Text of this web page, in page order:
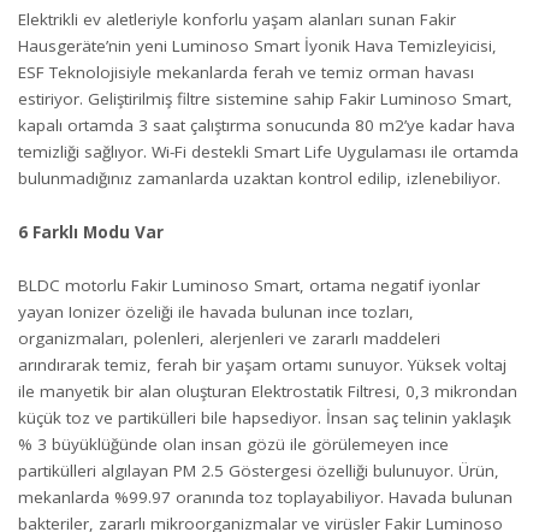
Elektrikli ev aletleriyle konforlu yaşam alanları sunan Fakir
Hausgeräte’nin yeni Luminoso Smart İyonik Hava Temizleyicisi,
ESF Teknolojisiyle mekanlarda ferah ve temiz orman havası
estiriyor. Geliştirilmiş filtre sistemine sahip Fakir Luminoso Smart,
kapalı ortamda 3 saat çalıştırma sonucunda 80 m2’ye kadar hava
temizliği sağlıyor. Wi-Fi destekli Smart Life Uygulaması ile ortamda
bulunmadığınız zamanlarda uzaktan kontrol edilip, izlenebiliyor.
6 Farklı Modu Var
BLDC motorlu Fakir Luminoso Smart, ortama negatif iyonlar
yayan Ionizer özeliği ile havada bulunan ince tozları,
organizmaları, polenleri, alerjenleri ve zararlı maddeleri
arındırarak temiz, ferah bir yaşam ortamı sunuyor. Yüksek voltaj
ile manyetik bir alan oluşturan Elektrostatik Filtresi, 0,3 mikrondan
küçük toz ve partikülleri bile hapsediyor. İnsan saç telinin yaklaşık
% 3 büyüklüğünde olan insan gözü ile görülemeyen ince
partikülleri algılayan PM 2.5 Göstergesi özelliği bulunuyor. Ürün,
mekanlarda %99.97 oranında toz toplayabiliyor. Havada bulunan
bakteriler, zararlı mikroorganizmalar ve virüsler Fakir Luminoso